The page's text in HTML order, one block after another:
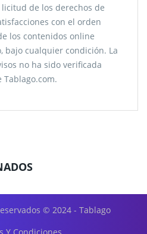
de los derechos de
con el orden
los contenidos online
bajo cualquier condición. La
no ha sido verificada
© 2024 - Tablago
Y Condiciones